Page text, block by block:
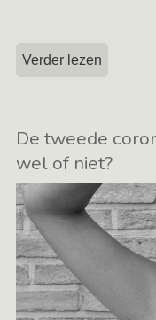
Verder lezen
De tweede
wel of niet?